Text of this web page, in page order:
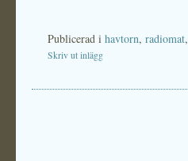
Publicerad i havtorn, radiomat,
Skriv ut inlägg